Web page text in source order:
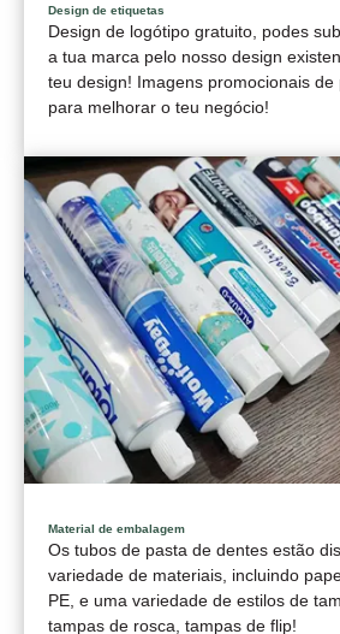
Design de etiquetas
Design de logótipo gratuito, podes
a tua marca pelo nosso design
teu design! Imagens promocionais
para melhorar o teu negócio!
Material de embalagem
Os tubos de pasta de dentes estão
variedade de materiais, incluindo
PE, e uma variedade de estilos de
tampas de rosca, tampas de flip!